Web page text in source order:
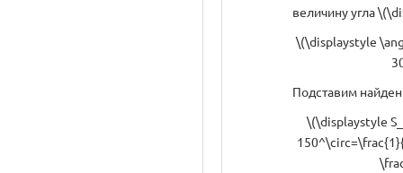
величину угла
\(\displaystyle
Подставим
\(\displaystyle